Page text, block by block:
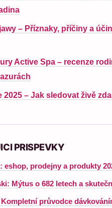
– Příznaky, příčiny a
Active Spa – recenze
2025 – Jak sledovat živě
PRISPEVKY
eshop, prodejny a produkty
Mýtus o 682 letech a
průvodce